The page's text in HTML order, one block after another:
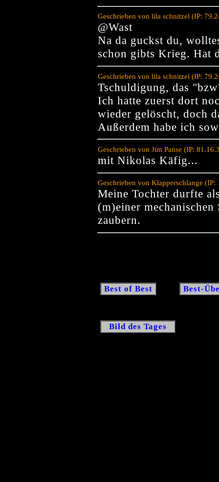
Geschrieben von lila schnitzel (IP:
@Wast
Na da guckst du,
schon gibts Krieg. Hat
Geschrieben von lila schnitzel (IP:
Tschuldigung, das
Ich hatte zuerst dort
wieder gelöscht, doch
Außerdem habe ich
Geschrieben von Jim Panse (IP:
mit Nikolas Käfig...
Geschrieben von Klapperschlange
Meine Tochter durfte
(m)einer
zaubern.
Best of Best Best-
Bild des Tages